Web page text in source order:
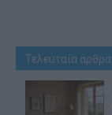
Τελευταία άρθρα